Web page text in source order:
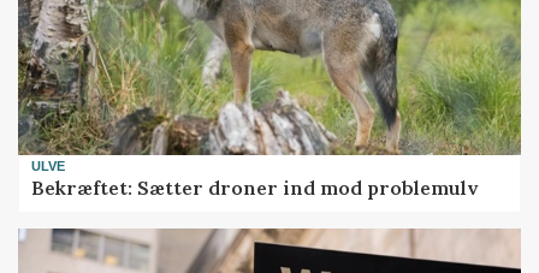
ULVE
Bekræftet: Sætter droner ind mod problemulv